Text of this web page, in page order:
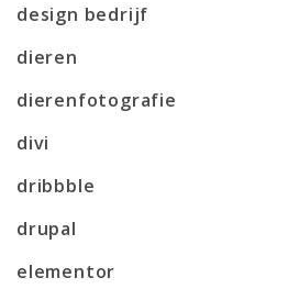
design bedrijf
dieren
dierenfotografie
divi
dribbble
drupal
elementor